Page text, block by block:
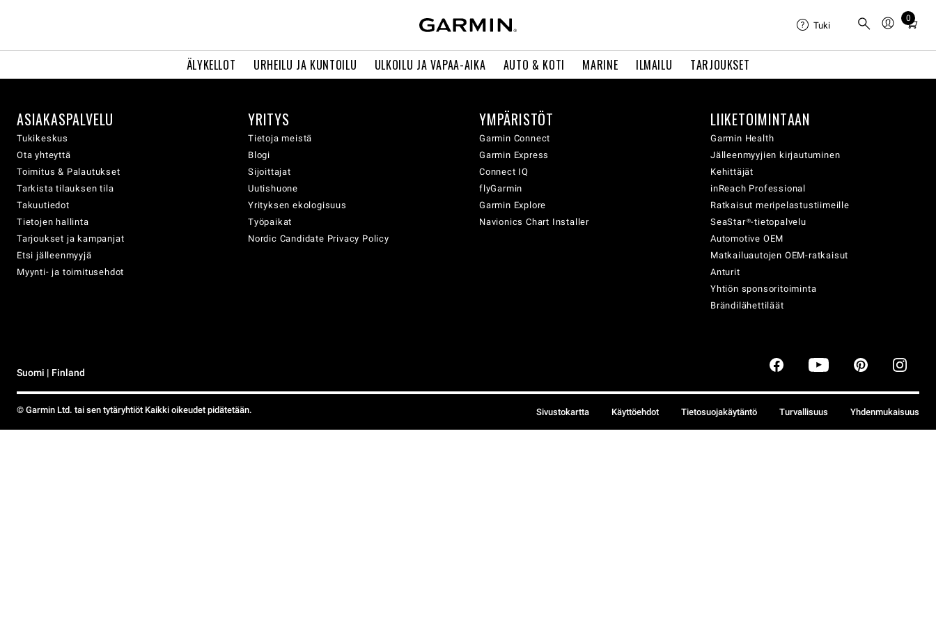
ÄLYKELLOT URHEILU JA KUNTOILU ULKOILU JA VAPAA-AIKA AUTO & KOTI MARINE ILMAILU TARJOUKSET
Tuki
0
Total
cart:
ASIAKASPALVELU
Tukikeskus
Ota yhteyttä
Toimitus & Palautukset
Tarkista tilauksen tila
Takuutiedot
Tietojen hallinta
Tarjoukset ja kampanjat
Etsi jälleenmyyjä
Myynti- ja toimitusehdot
YRITYS
Tietoja meistä
Blogi
Sijoittajat
Uutishuone
Yrityksen ekologisuus
Työpaikat
Nordic Candidate Privacy Policy
YMPÄRISTÖT
Garmin Connect
Garmin Express
Connect IQ
flyGarmin
Garmin Explore
Navionics Chart Installer
LIIKETOIMINTAAN
Garmin Health
Jälleenmyyjien kirjautuminen
Kehittäjät
inReach Professional
Ratkaisut meripelastustiimeille
SeaStar®-tietopalvelu
Automotive OEM
Matkailuautojen OEM-ratkaisut
Anturit
Yhtiön sponsoritoiminta
Brändilähettiläät
Suomi | Finland
© Garmin Ltd. tai sen tytäryhtiöt Kaikki oikeudet pidätetään. Sivustokartta Käyttöehdot Tietosuojakäytäntö Turvallisuus Yhdenmukaisuus